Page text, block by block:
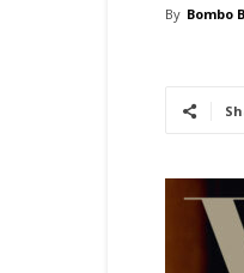
By Bombo